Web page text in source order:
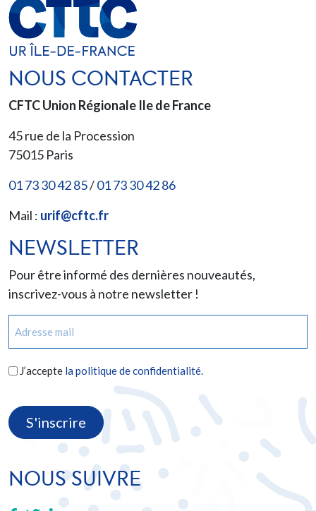
NOUS CONTACTER
CFTC Union Régionale Ile de France
45 rue de la Procession
75015 Paris
01 73 30 42 85/01 73 30 42 86
Mail : urif@cftc.fr
NEWSLETTER
Pour être informé des dernières nouveautés,
inscrivez-vous à notre newsletter !
mail
RGPD
J’accepte la politique de confidentialité.
NOUS SUIVRE